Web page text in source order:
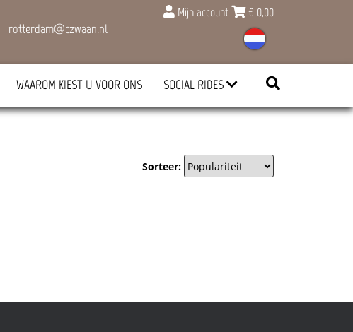
Mijn account € 0,00
rotterdam@czwaan.nl
WAAROM KIEST U VOOR ONS SOCIAL RIDES
Sorteer: